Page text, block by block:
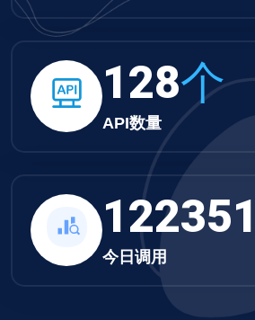
132个
API数量
126570
今日调用